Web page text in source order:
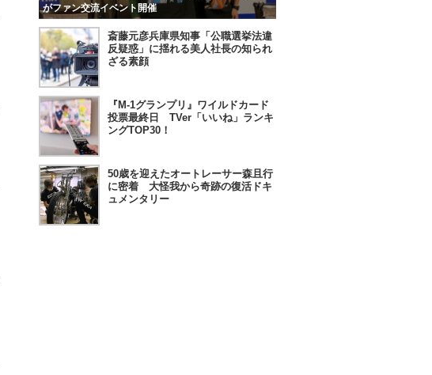
がファン交流イベント開催
斎藤元彦兵庫県知事「公職選挙法違
反疑惑」に揺れる美人社長の知られ
ざる素顔
『M-1グランプリ』ワイルドカード
投票最終日 TVer「いいね」ランキ
ングTOP30！
50歳を迎えたオートレーサー森且行
に密着 大怪我から奇跡の復活ドキ
ュメンタリー